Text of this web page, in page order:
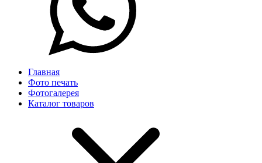
Главная
Фото печать
Фотогалерея
Каталог товаров